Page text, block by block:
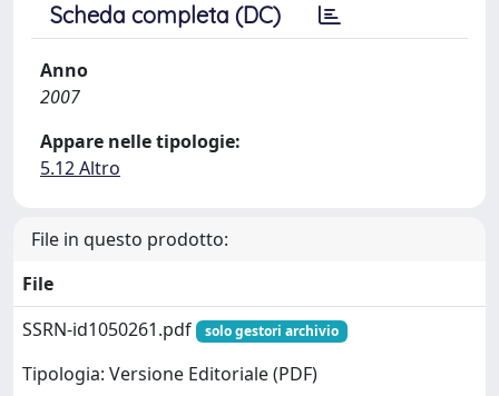
Scheda completa (DC)
Anno
2007
Appare nelle tipologie:
5.12 Altro
File in questo prodotto:
File
SSRN-id1050261.pdf
solo gestori archivio
Tipologia: Versione Editoriale (PDF)